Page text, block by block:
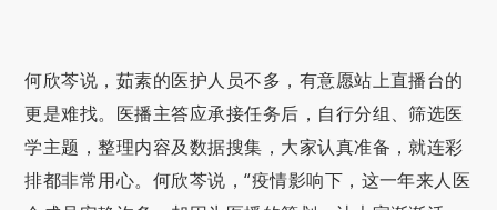
何欣芩说，茹素的医护人员不多，有意愿站上直播台的
更是难找。医播主答应承接任务后，自行分组、筛选医
学主题，整理内容及数据搜集，大家认真准备，就连彩
排都非常用心。何欣芩说，“疫情影响下，这一年来人医